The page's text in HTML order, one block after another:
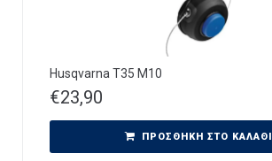
Husqvarna T35 M10
€23,90
ΠΡΟΣΘΉΚΗ ΣΤΟ ΚΑΛΆΘΙ